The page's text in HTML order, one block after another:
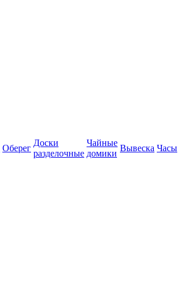
Оберег
Доски
разделочные
Чайные
домики
Вывеска Часы